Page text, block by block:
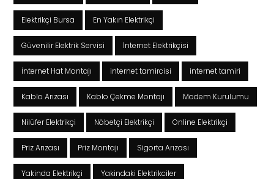
Elektrikçi Bursa En Yakın Elektrikçi
Güvenilir Elektrik Servisi İnternet Elektrikçisi
İnternet Hat Montajı internet tamircisi internet tamiri
Kablo Arızası Kablo Çekme Montajı Modem Kurulumu
Nilüfer Elektrikçi Nöbetçi Elektrikçi Online Elektrikçi
Priz Arızası Priz Montajı Sigorta Arızası
Yakinda Elektrikçi Yakindaki Elektrikciler